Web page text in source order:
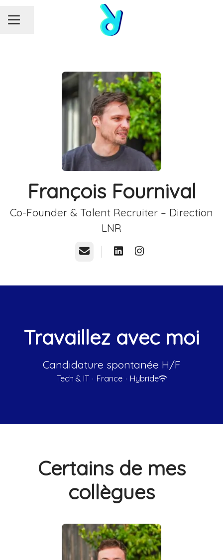
MENU CARRIÈRE
Partager la page
François Fournival
Co-Founder & Talent Recruiter – Direction
LNR
E-mail
Travaillez avec moi
Candidature spontanée H/F
Tech & IT · France · Hybride
Certains de mes
collègues